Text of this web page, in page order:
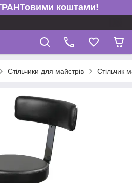
коштами!
Стільчики для майстрів Стільчик